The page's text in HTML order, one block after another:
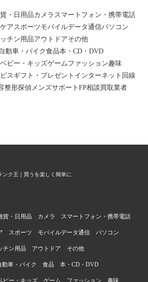
・日用品カメラ スマートフォン・携帯電話
アスポーツモバイルデータ通信パソコン
チン用品アウトドアその他
自動車・バイク食品本・CD・DVD
ベビー・キッズゲームファッション趣味
ス ギフト・プレゼント インターネット回線
整形探偵メンズサポート FP相談買取業者
ンク王｜買うを楽しく簡単に
貨・日用品 カメラ スマートフォン・携帯電話
スポーツ モバイルデータ通信 パソコン
チン用品 アウトドア その他
動車・バイク 食品 本・CD・DVD
ビー・キッズ ゲーム ファッション 趣味